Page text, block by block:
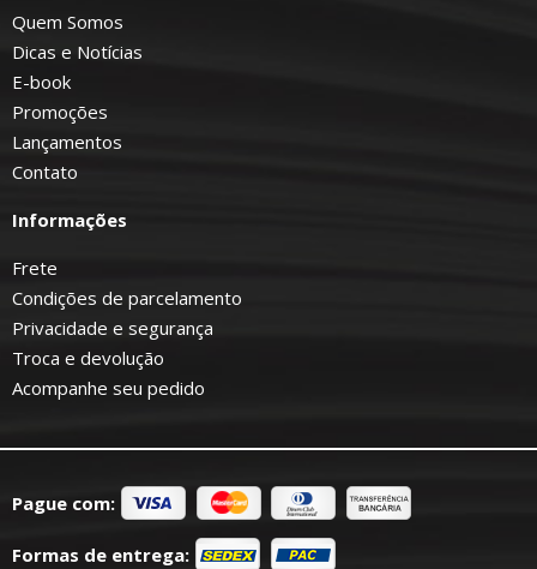
Quem Somos
Dicas e Notícias
E-book
Promoções
Lançamentos
Contato
Informações
Frete
Condições de parcelamento
Privacidade e segurança
Troca e devolução
Acompanhe seu pedido
Pague com:
Formas de entrega: